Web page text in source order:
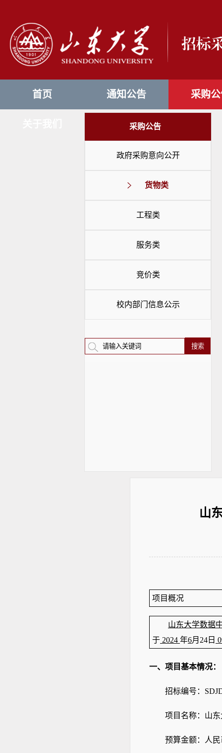
首页 通知公告 采购
采购公告
政府采购意向公开
货物类
工程类
服务类
竞价类
校内部门信息公示
山
项目概况
山东大学数据
于 2024 年6月 24 日
一、项目基本情况：
招标编号：
项目名称：山
预算金额：人民